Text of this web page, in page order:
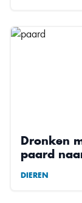
Dronken
paard
DIEREN